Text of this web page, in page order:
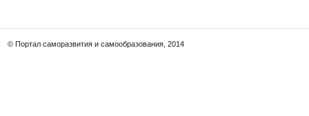
© Портал саморазвития и самообразования, 2014